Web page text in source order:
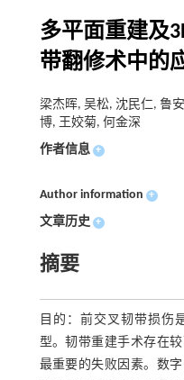
多平面重建及
带翻修术中的
梁杰晖, 吴松, 沈民仁, 鲁
博, 王姣菊, 何金深
作者信息 +
Author information +
文章历史 +
摘要
目的：前交叉韧带损伤
型。韧带重建手术存在
最重要的失败因素。数